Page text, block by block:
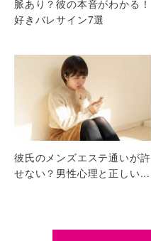
脈あり？彼の本音がわかる！
好きバレサイン7選
彼氏のメンズエステ通いが許
せない？男性心理と正しい...